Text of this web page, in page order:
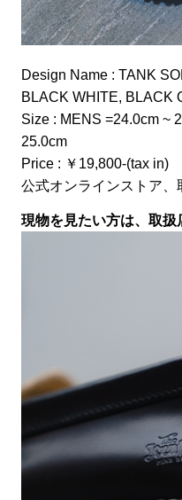
Design Name : TANK
BLACK WHITE, BLACK
Size : MENS =24.0cm ~
25.0cm
Price : ￥19,800-(tax in)
公式オンラインストア、
現物を見たい方は、取扱